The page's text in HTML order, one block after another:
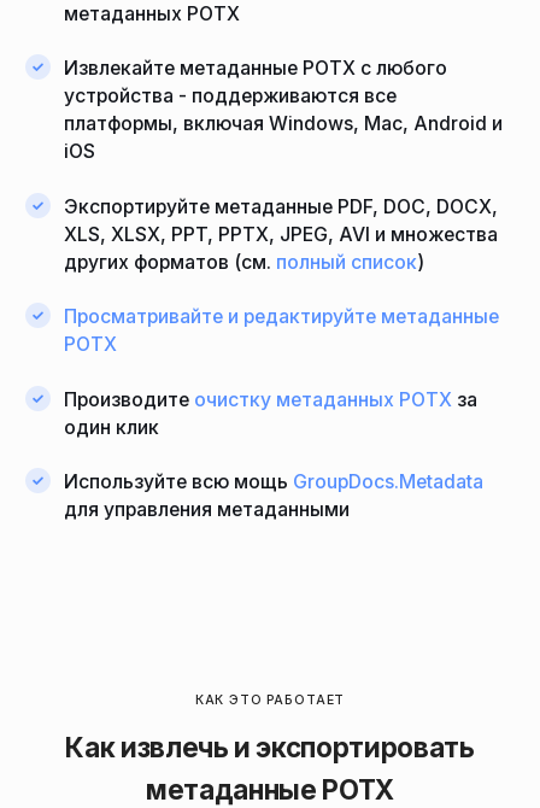
метаданных POTX
Извлекайте метаданные POTX с любого
устройства - поддерживаются все
платформы, включая Windows, Mac, Android и
iOS
Экспортируйте метаданные PDF, DOC, DOCX,
XLS, XLSX, PPT, PPTX, JPEG, AVI и множества
других форматов (см. полный список)
Просматривайте и редактируйте метаданные
POTX
Производите очистку метаданных POTX за
один клик
Используйте всю мощь GroupDocs.Metadata
для управления метаданными
КАК ЭТО РАБОТАЕТ
Как извлечь и экспортировать
метаданные POTX